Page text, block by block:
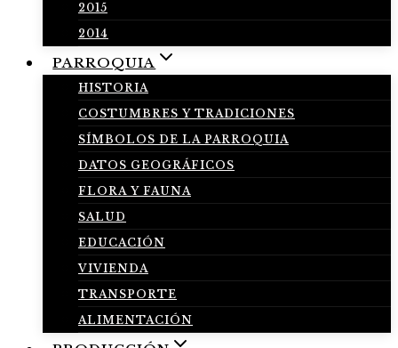
2015
2014
PARROQUIA
HISTORIA
COSTUMBRES Y TRADICIONES
SÍMBOLOS DE LA PARROQUIA
DATOS GEOGRÁFICOS
FLORA Y FAUNA
SALUD
EDUCACIÓN
VIVIENDA
TRANSPORTE
ALIMENTACIÓN